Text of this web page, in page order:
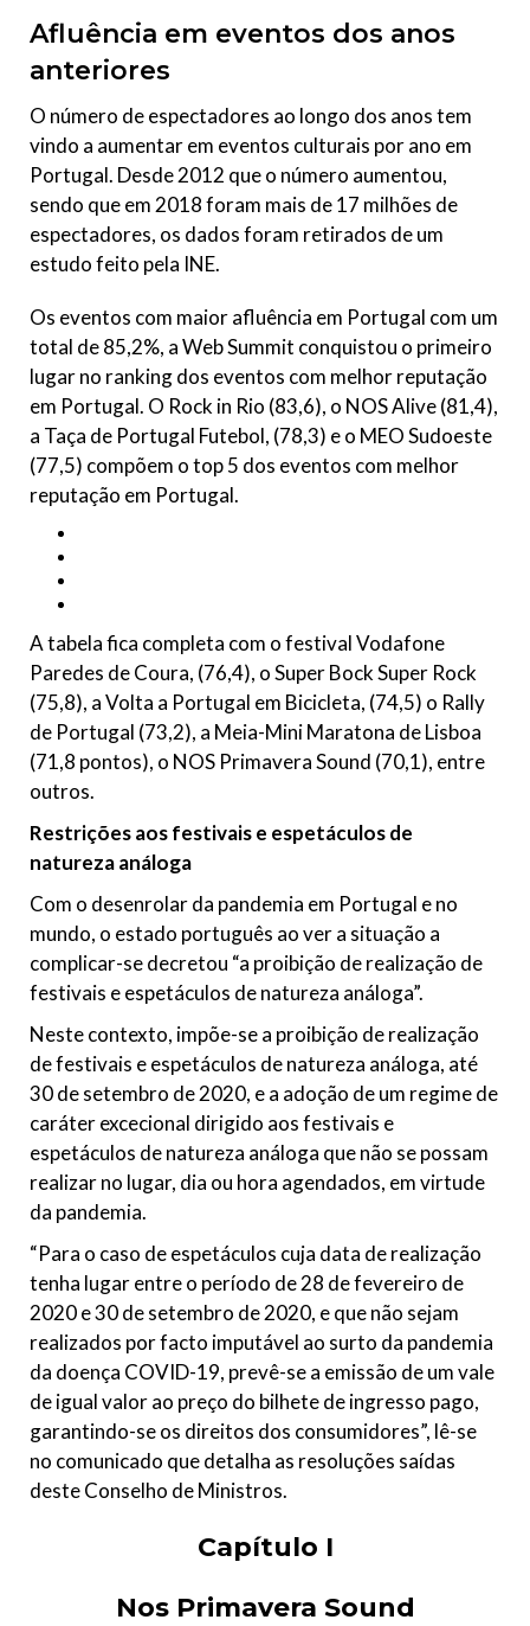
Afluência em eventos dos anos
anteriores
O número de espectadores ao longo dos anos tem
vindo a aumentar em eventos culturais por ano em
Portugal. Desde 2012 que o número aumentou,
sendo que em 2018 foram mais de 17 milhões de
espectadores, os dados foram retirados de um
estudo feito pela INE.
Os eventos com maior afluência em Portugal com um
total de 85,2%, a Web Summit conquistou o primeiro
lugar no ranking dos eventos com melhor reputação
em Portugal. O Rock in Rio (83,6), o NOS Alive (81,4),
a Taça de Portugal Futebol, (78,3) e o MEO Sudoeste
(77,5) compõem o top 5 dos eventos com melhor
reputação em Portugal.
A tabela fica completa com o festival Vodafone
Paredes de Coura, (76,4), o Super Bock Super Rock
(75,8), a Volta a Portugal em Bicicleta, (74,5) o Rally
de Portugal (73,2), a Meia-Mini Maratona de Lisboa
(71,8 pontos), o NOS Primavera Sound (70,1), entre
outros.
Restrições aos festivais e espetáculos de
natureza análoga
Com o desenrolar da pandemia em Portugal e no
mundo, o estado português ao ver a situação a
complicar-se decretou “a proibição de realização de
festivais e espetáculos de natureza análoga”.
Neste contexto, impõe-se a proibição de realização
de festivais e espetáculos de natureza análoga, até
30 de setembro de 2020, e a adoção de um regime de
caráter excecional dirigido aos festivais e
espetáculos de natureza análoga que não se possam
realizar no lugar, dia ou hora agendados, em virtude
da pandemia.
“Para o caso de espetáculos cuja data de realização
tenha lugar entre o período de 28 de fevereiro de
2020 e 30 de setembro de 2020, e que não sejam
realizados por facto imputável ao surto da pandemia
da doença COVID-19, prevê-se a emissão de um vale
de igual valor ao preço do bilhete de ingresso pago,
garantindo-se os direitos dos consumidores”, lê-se
no comunicado que detalha as resoluções saídas
deste Conselho de Ministros.
Capítulo I
Nos Primavera Sound